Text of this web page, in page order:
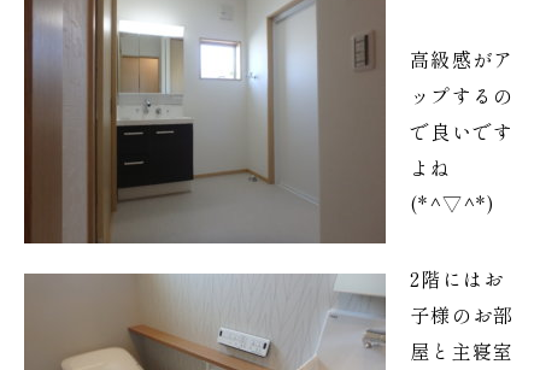
高級感がア
ップするの
で良いです
よね
(*^▽^*)
2階にはお
子様のお部
屋と主寝室